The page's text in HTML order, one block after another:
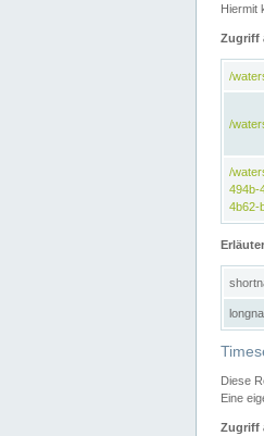
Hiermit
Zugriff
/
/
/
494b-
4b62-
Diese
Eine
Zugriff